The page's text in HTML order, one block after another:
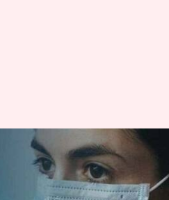
ஒரே நாளில்
பாதிப்பு: